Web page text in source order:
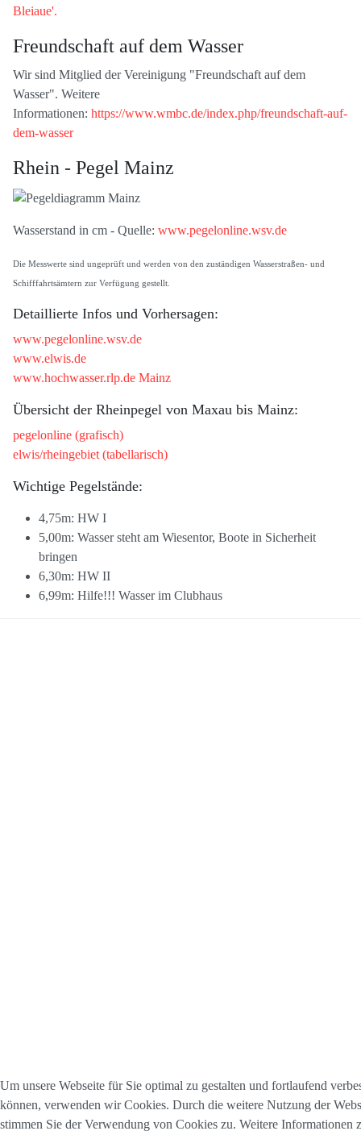
Bleiaue'.
Freundschaft auf dem Wasser
Wir sind Mitglied der Vereinigung "Freundschaft auf dem
Wasser". Weitere
Informationen: https://www.wmbc.de/index.php/freundschaft-auf-
dem-wasser
Rhein - Pegel Mainz
Wasserstand in cm - Quelle: www.pegelonline.wsv.de
Die Messwerte sind ungeprüft und werden von den zuständigen Wasserstraßen- und
Schifffahrtsämtern zur Verfügung gestellt.
Detaillierte Infos und Vorhersagen:
www.pegelonline.wsv.de
www.elwis.de
www.hochwasser.rlp.de Mainz
Übersicht der Rheinpegel von Maxau bis Mainz:
pegelonline (grafisch)
elwis/rheingebiet (tabellarisch)
Wichtige Pegelstände:
4,75m: HW I
5,00m: Wasser steht am Wiesentor, Boote in Sicherheit
bringen
6,30m: HW II
6,99m: Hilfe!!! Wasser im Clubhaus
Um unsere Webseite für Sie optimal zu gestalten und fortlaufend
können, verwenden wir Cookies. Durch die weitere Nutzung der
stimmen Sie der Verwendung von Cookies zu. Weitere Informationen